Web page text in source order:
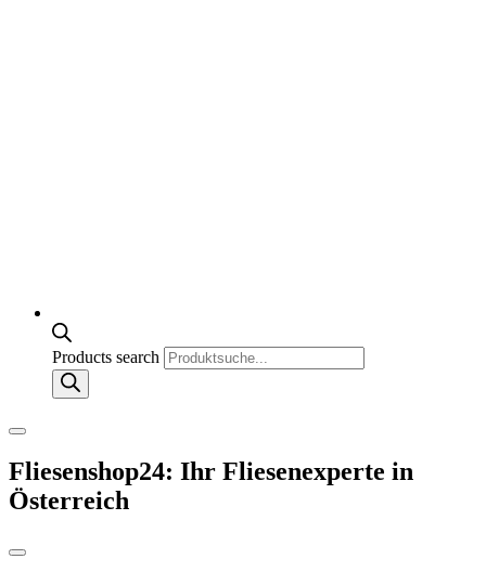
Products search
Fliesenshop24: Ihr Fliesenexperte in
Österreich